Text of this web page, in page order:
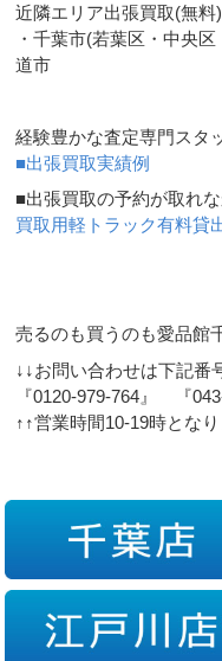
近隣エリア出張買取(無料
・千葉市(若葉区・中央
道市
経験豊かな査定専門スタ
■出張買取実績例
■出張買取の予約が取れ
買取用軽トラック有料貸
売るのも買うのも愛品館
↓↓お問い合わせは下記番
『0120-979-764』 『
↑↑営業時間10-19時とな